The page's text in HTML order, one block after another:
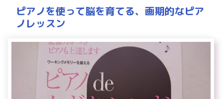
ピアノを使って脳を育てる、画期的なピア
ノレッスン